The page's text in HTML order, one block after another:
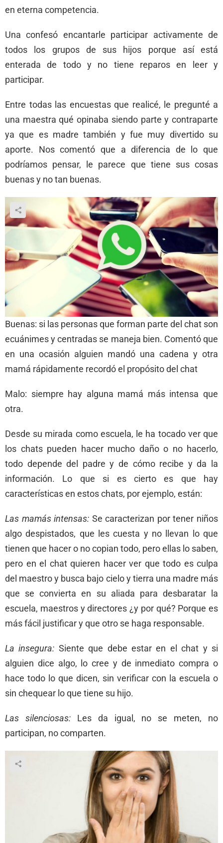
en eterna competencia.
Una confesó encantarle participar activamente de
todos los grupos de sus hijos porque así está
enterada de todo y no tiene reparos en leer y
participar.
Entre todas las encuestas que realicé, le pregunté a
una maestra qué opinaba siendo parte y contraparte
ya que es madre también y fue muy divertido su
aporte. Nos comentó que a diferencia de lo que
podríamos pensar, le parece que tiene sus cosas
buenas y no tan buenas.
Buenas: si las personas que forman parte del chat son
ecuánimes y centradas se maneja bien. Comentó que
en una ocasión alguien mandó una cadena y otra
mamá rápidamente recordó el propósito del chat
Malo: siempre hay alguna mamá más intensa que
otra.
Desde su mirada como escuela, le ha tocado ver que
los chats pueden hacer mucho daño o no hacerlo,
todo depende del padre y de cómo recibe y da la
información. Lo que si es cierto es que hay
características en estos chats, por ejemplo, están:
Las mamás intensas: Se caracterizan por tener niños
algo despistados, que les cuesta y no llevan lo que
tienen que hacer o no copian todo, pero ellas lo saben,
pero en el chat quieren hacer ver que todo es culpa
del maestro y busca bajo cielo y tierra una madre más
que se convierta en su aliada para desbaratar la
escuela, maestros y directores ¿y por qué? Porque es
más fácil justificar y que otro se haga responsable.
La insegura: Siente que debe estar en el chat y si
alguien dice algo, lo cree y de inmediato compra o
hace todo lo que dicen, sin verificar con la escuela o
sin chequear lo que tiene su hijo.
Las silenciosas: Les da igual, no se meten, no
participan, no comparten.